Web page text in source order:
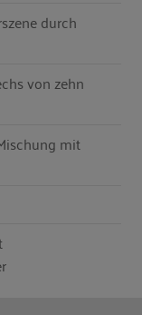
durch
von zehn
mit